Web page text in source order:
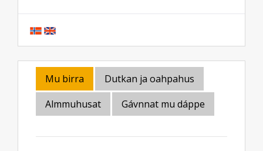
Mu birra
Dutkan ja oahpahus
Almmuhusat
Gávnnat mu dáppe